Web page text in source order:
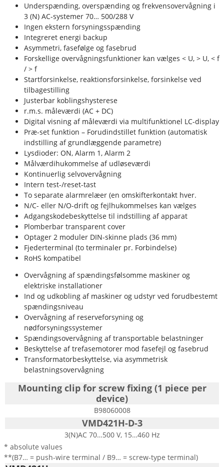
Underspænding, overspænding og frekvensovervågning i
3 (N) AC-systemer 70… 500/288 V
Ingen ekstern forsyningsspænding
Integreret energi backup
Asymmetri, fasefølge og fasebrud
Forskellige overvågningsfunktioner kan vælges < U, > U, < f
/ > f
Startforsinkelse, reaktionsforsinkelse, forsinkelse ved
tilbagestilling
Justerbar koblingshysterese
r.m.s. måleværdi (AC + DC)
Digital visning af måleværdi via multifunktionel LC-display
Præ-set funktion – Forudindstillet funktion (automatisk
indstilling af grundlæggende parametre)
Lysdioder: ON, Alarm 1, Alarm 2
Målværdihukommelse af udløseværdi
Kontinuerlig selvovervågning
Intern test-/reset-tast
To separate alarmrelæer (en omskifterkontakt hver.
N/C- eller N/O-drift og fejlhukommelses kan vælges
Adgangskodebeskyttelse til indstilling af apparat
Plomberbar transparent cover
Optager 2 moduler DIN-skinne plads (36 mm)
Fjederterminal (to terminaler pr. Forbindelse)
RoHS kompatibel
Overvågning af spændingsfølsomme maskiner og
elektriske installationer
Ind og udkobling af maskiner og udstyr ved forudbestemt
spændingsniveau
Overvågning af reserveforsyning og
nødforsyningssystemer
Spændingsovervågning af transportable belastninger
Beskyttelse af trefasemotorer mod fasefejl og fasebrud
Transformatorbeskyttelse, via asymmetrisk
belastningsovervågning
Mounting clip for screw fixing (1 piece per
device)
B98060008
VMD421H-D-3
3(N)AC 70…500 V, 15…460 Hz
* absolute values
**(B7… = push-wire terminal / B9… = screw-type terminal)